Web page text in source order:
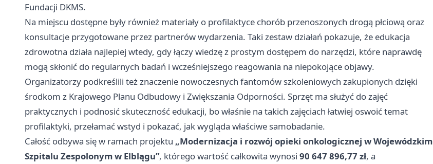
Fundacji DKMS.
Na miejscu dostępne były również materiały o profilaktyce chorób przenoszonych drogą płciową oraz
konsultacje przygotowane przez partnerów wydarzenia. Taki zestaw działań pokazuje, że edukacja
zdrowotna działa najlepiej wtedy, gdy łączy wiedzę z prostym dostępem do narzędzi, które naprawdę
mogą skłonić do regularnych badań i wcześniejszego reagowania na niepokojące objawy.
Organizatorzy podkreślili też znaczenie nowoczesnych fantomów szkoleniowych zakupionych dzięki
środkom z Krajowego Planu Odbudowy i Zwiększania Odporności. Sprzęt ma służyć do zajęć
praktycznych i podnosić skuteczność edukacji, bo właśnie na takich zajęciach łatwiej oswoić temat
profilaktyki, przełamać wstyd i pokazać, jak wygląda właściwe samobadanie.
Całość odbywa się w ramach projektu „Modernizacja i rozwój opieki onkologicznej w Wojewódzkim
Szpitalu Zespolonym w Elblągu”, którego wartość całkowita wynosi 90 647 896,77 zł, a